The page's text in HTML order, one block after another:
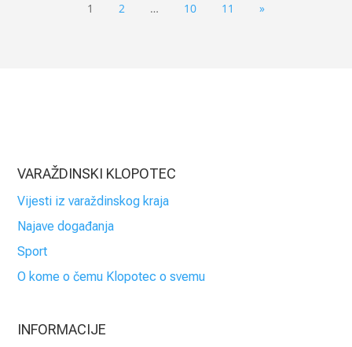
1 2 … 10 11 »
VARAŽDINSKI KLOPOTEC
Vijesti iz varaždinskog kraja
Najave događanja
Sport
O kome o čemu Klopotec o svemu
INFORMACIJE